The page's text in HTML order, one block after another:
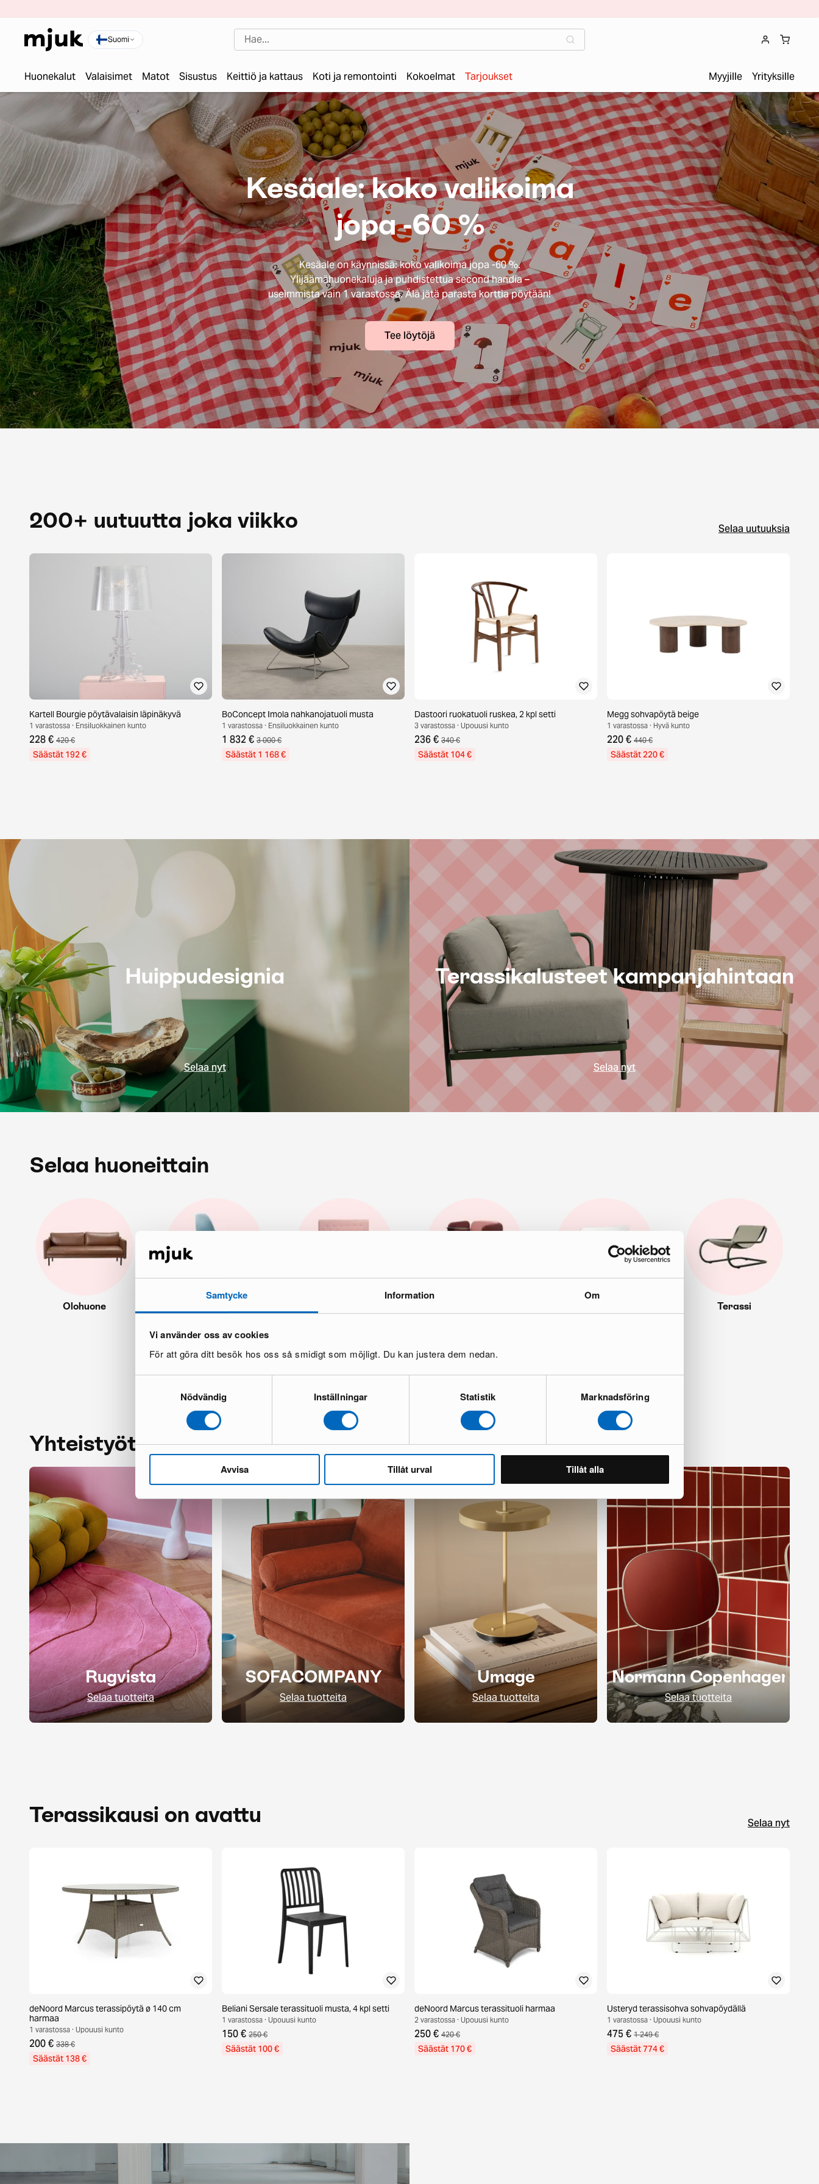
Samtycke Information Om
Vi använder oss av cookies
För att göra ditt besök hos oss så smidigt som möjligt. Du kan justera dem nedan.
Nödvändig Inställningar Statistik Marknadsföring
Avvisa Tillåt urval Tillåt alla
Suomi
Huonekalut Valaisimet Matot Sisustus Keittiö ja kattaus Koti ja remontointi Kokoelmat Tarjoukset Myyjille Yrityksille
Kesäale: koko valikoima
jopa -60 %
Kesäale on käynnissä: koko valikoima jopa -60 %.
Ylijäämähuonekaluja ja puhdistettua second handia –
useimmista vain 1 varastossa. Älä jätä parasta korttia pöytään!
Tee löytöjä
200+ uutuutta joka viikko Selaa uutuuksia
Kartell Bourgie pöytävalaisin läpinäkyvä
1 varastossa · Ensiluokkainen kunto
228 € 420 €
Säästät 192 €
BoConcept Imola nahkanojatuoli musta
1 varastossa · Ensiluokkainen kunto
1 832 € 3 000 €
Säästät 1 168 €
Dastoori ruokatuoli ruskea, 2 kpl setti
3 varastossa · Upouusi kunto
236 € 340 €
Säästät 104 €
Megg sohvapöytä beige
1 varastossa · Hyvä kunto
220 € 440 €
Säästät 220 €
Huippudesignia
Selaa nyt
Terassikalusteet kampanjahintaan
Selaa nyt
Selaa huoneittain
Olohuone Terassi
Yhteistyöt
Rugvista
Selaa tuotteita
SOFACOMPANY
Selaa tuotteita
Umage
Selaa tuotteita
Normann Copenhagen
Selaa tuotteita
Terassikausi on avattu Selaa nyt
deNoord Marcus terassipöytä ø 140 cm
harmaa
1 varastossa · Upouusi kunto
200 € 338 €
Säästät 138 €
Beliani Sersale terassituoli musta, 4 kpl setti
1 varastossa · Upouusi kunto
150 € 250 €
Säästät 100 €
deNoord Marcus terassituoli harmaa
2 varastossa · Upouusi kunto
250 € 420 €
Säästät 170 €
Usteryd terassisohva sohvapöydällä
1 varastossa · Upouusi kunto
475 € 1 249 €
Säästät 774 €